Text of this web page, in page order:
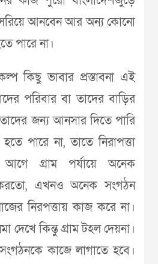
আনবেন আর অন্য কোনো
পারে না।
কিছু ভাবার প্রস্তাবনা এই
পরিবার বা তাদের বাড়ির
জন্য আনসার দিতে পারি
পারে না, তাতে নিরাপত্তা
আগে গ্রাম পর্যায়ে অনেক
করতো, এখনও অনেক সংগঠন
নিরপত্তায় কাজ করে না।
দেখে কিন্তু গ্রাম টহল দেয়না।
কাজে লাগাতে হবে।